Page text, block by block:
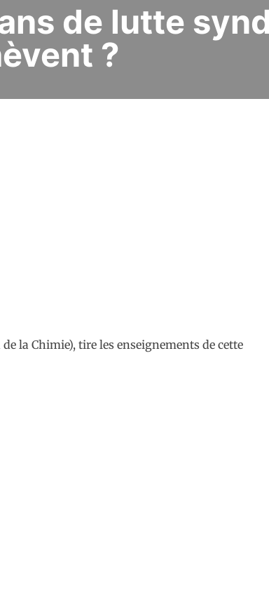
de lutte
?
la Chimie), tire les enseignements de cette